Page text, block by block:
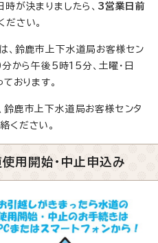
が決まりましたら、 3営業日前
さい。
鈴鹿市上下水道局お客様セン
から午後5時15分、土曜・日
おります。
鹿市上下水道局お客様センタ
ください。
用開始・中止申込み